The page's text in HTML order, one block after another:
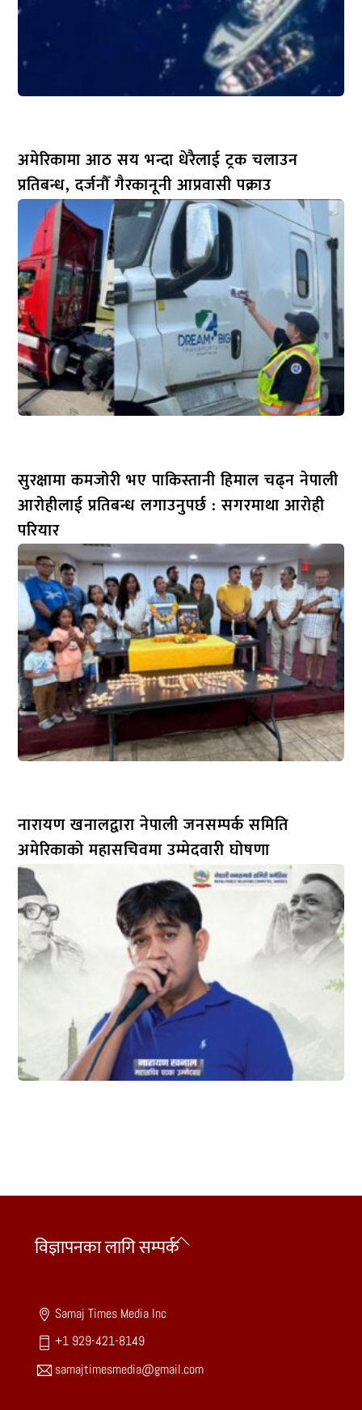
अमेरिकामा आठ सय भन्दा धेरैलाई ट्रक चलाउन
प्रतिबन्ध, दर्जनौँ गैरकानूनी आप्रवासी पक्राउ
सुरक्षामा कमजोरी भए पाकिस्तानी हिमाल चढ्न नेपाली
आरोहीलाई प्रतिबन्ध लगाउनुपर्छ : सगरमाथा आरोही
परियार
नारायण खनालद्वारा नेपाली जनसम्पर्क समिति
अमेरिकाको महासचिवमा उम्मेदवारी घोषणा
Back
विज्ञापनका लागि सम्पर्क
Samaj Times Media Inc
+1 929-421-8149
samajtimesmedia@gmail.com